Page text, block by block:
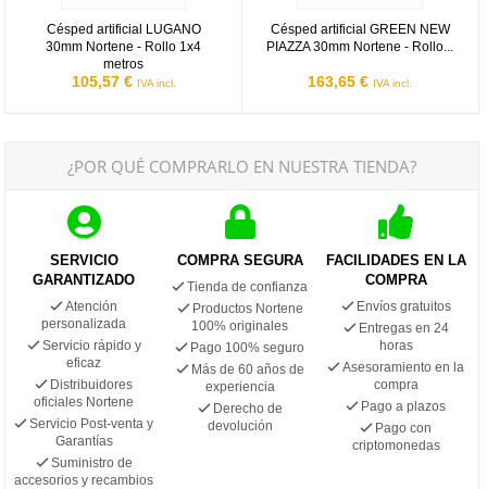
Césped artificial LUGANO
30mm Nortene - Rollo 1x4
metros
105,57 € IVA incl.
Césped artificial GREEN NEW
PIAZZA 30mm Nortene - Rollo...
163,65 € IVA incl.
¿POR QUÉ COMPRARLO EN NUESTRA TIENDA?
SERVICIO
GARANTIZADO
Atención
personalizada
Servicio rápido y
eficaz
Distribuidores
oficiales Nortene
Servicio Post-venta y
Garantías
Suministro de
accesorios y recambios
COMPRA SEGURA
Tienda de confianza
Productos Nortene
100% originales
Pago 100% seguro
Más de 60 años de
experiencia
Derecho de
devolución
FACILIDADES EN LA
COMPRA
Envíos gratuitos
Entregas en 24
horas
Asesoramiento en la
compra
Pago a plazos
Pago con
criptomonedas